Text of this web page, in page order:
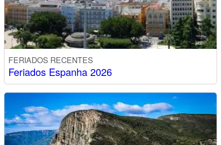
FERIADOS RECENTES
Feriados Espanha 2026